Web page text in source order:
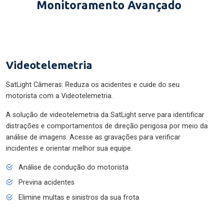
Monitoramento Avançado
Videotelemetria
SatLight Câmeras: Reduza os acidentes e cuide do seu
motorista com a Videotelemetria.
A solução de videotelemetria da SatLight serve para identificar
distrações e comportamentos de direção perigosa por meio da
análise de imagens. Acesse as gravações para verificar
incidentes e orientar melhor sua equipe.
Análise de condução do motorista
Previna acidentes
Elimine multas e sinistros da sua frota